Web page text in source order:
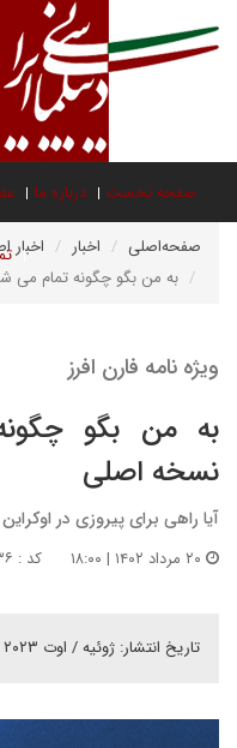
صفحه نخست درباره ما
صفحه‌اصلی اخبار
اخبار
به من بگو چگونه تمام می
ویژه نامه فارن افرز
به من بگو
نسخه اصلی
آیا راهی برای پیروزی در
کد : ۲۰۲۱۱۳۶
تاریخ انتشار: ژوئیه / اوت ۲۰۲۳